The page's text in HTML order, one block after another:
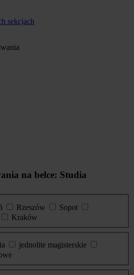
sekcjach
na belce: Studia
Rzeszów
Sopot
Kraków
jednolite magisterskie